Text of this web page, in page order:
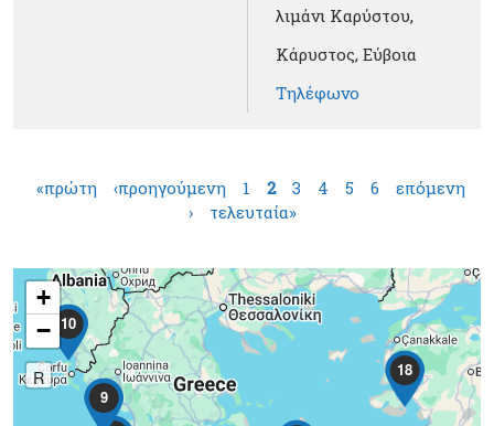
λιμάνι Καρύστου,
Κάρυστος, Εύβοια
Τηλέφωνο
«πρώτη ‹προηγούμενη 1 2 3 4 5 6
επόμενη
›
τελευταία»
9
10
18
+
−
R